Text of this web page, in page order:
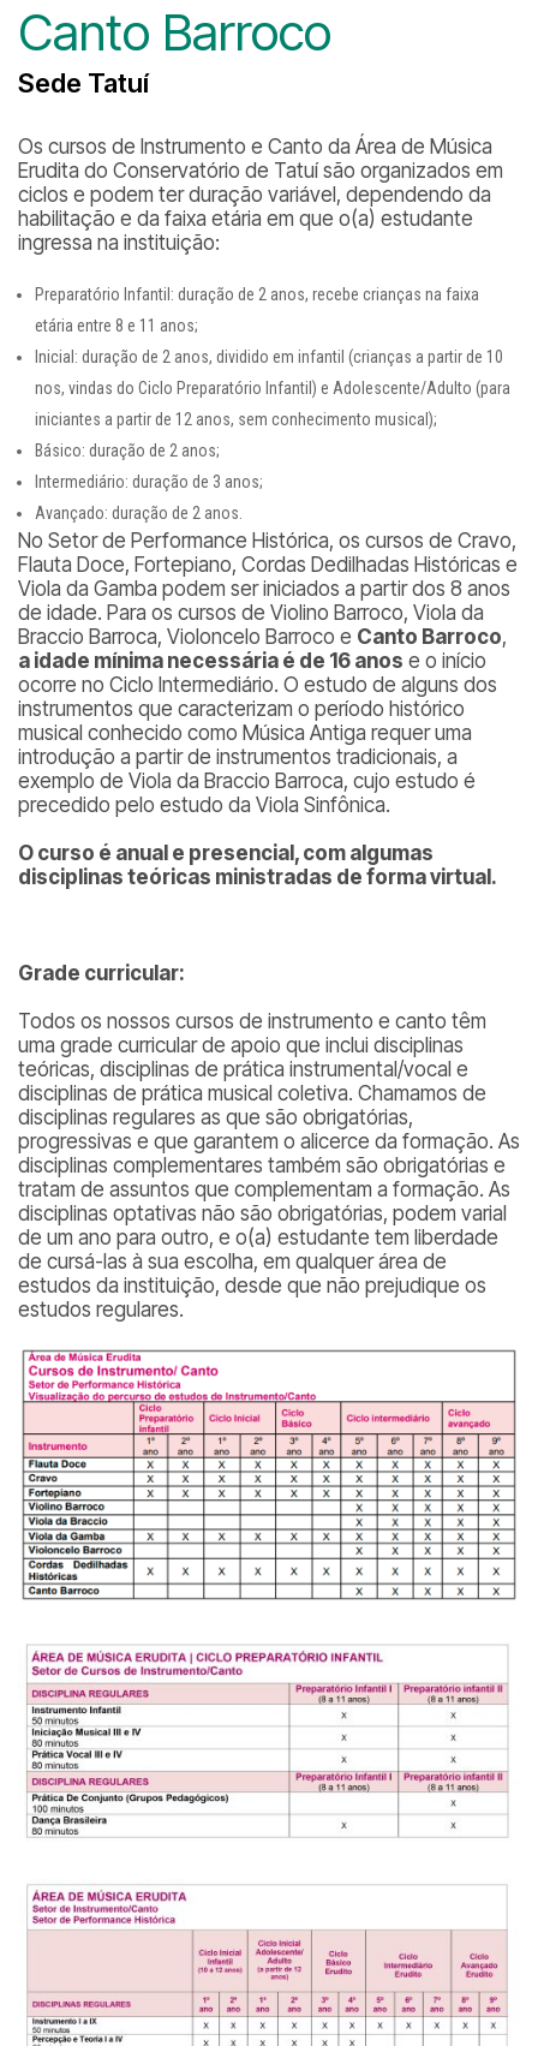
Canto Barroco
Sede Tatuí
Os cursos de Instrumento e Canto da Área de Música
Erudita do Conservatório de Tatuí são organizados em
ciclos e podem ter duração variável, dependendo da
habilitação e da faixa etária em que o(a) estudante
ingressa na instituição:
Preparatório Infantil: duração de 2 anos, recebe crianças na faixa
etária entre 8 e 11 anos;
Inicial: duração de 2 anos, dividido em infantil (crianças a partir de 10
nos, vindas do Ciclo Preparatório Infantil) e Adolescente/Adulto (para
iniciantes a partir de 12 anos, sem conhecimento musical);
Básico: duração de 2 anos;
Intermediário: duração de 3 anos;
Avançado: duração de 2 anos.
No Setor de Performance Histórica, os cursos de Cravo,
Flauta Doce, Fortepiano, Cordas Dedilhadas Históricas e
Viola da Gamba podem ser iniciados a partir dos 8 anos
de idade. Para os cursos de Violino Barroco, Viola da
Braccio Barroca, Violoncelo Barroco e Canto Barroco,
a idade mínima necessária é de 16 anos e o início
ocorre no Ciclo Intermediário. O estudo de alguns dos
instrumentos que caracterizam o período histórico
musical conhecido como Música Antiga requer uma
introdução a partir de instrumentos tradicionais, a
exemplo de Viola da Braccio Barroca, cujo estudo é
precedido pelo estudo da Viola Sinfônica.
O curso é anual e presencial, com algumas
disciplinas teóricas ministradas de forma virtual.
Grade curricular:
Todos os nossos cursos de instrumento e canto têm
uma grade curricular de apoio que inclui disciplinas
teóricas, disciplinas de prática instrumental/vocal e
disciplinas de prática musical coletiva. Chamamos de
disciplinas regulares as que são obrigatórias,
progressivas e que garantem o alicerce da formação. As
disciplinas complementares também são obrigatórias e
tratam de assuntos que complementam a formação. As
disciplinas optativas não são obrigatórias, podem varial
de um ano para outro, e o(a) estudante tem liberdade
de cursá-las à sua escolha, em qualquer área de
estudos da instituição, desde que não prejudique os
estudos regulares.